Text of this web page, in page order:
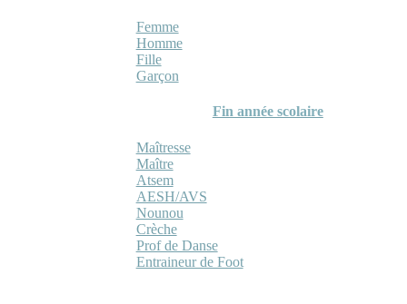
Femme
Homme
Fille
Garçon
Fin année scolaire
Maîtresse
Maître
Atsem
AESH/AVS
Nounou
Crèche
Prof de Danse
Entraineur de Foot